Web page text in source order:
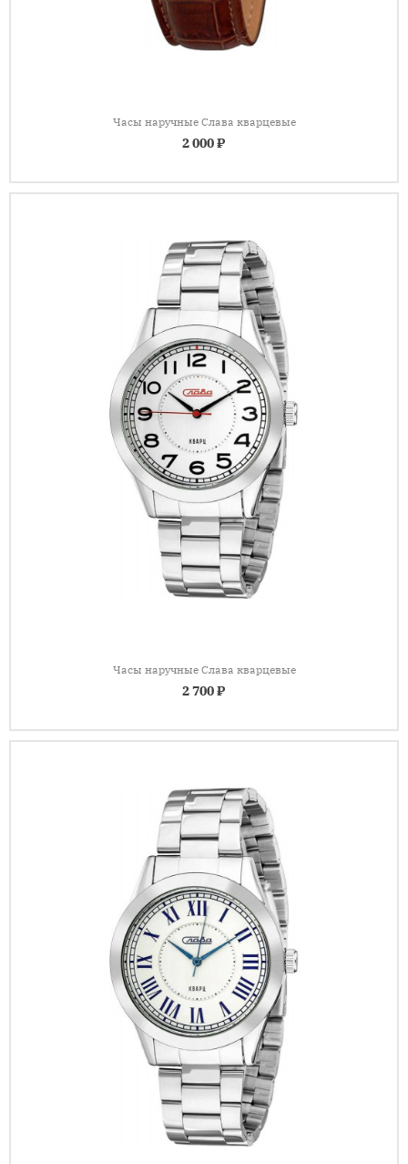
Часы наручные Слава кварцевые
2 000 ₽
Часы наручные Слава кварцевые
2 700 ₽